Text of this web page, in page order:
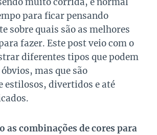
para ficar pensando
sobre quais são as melhores
fazer. Este post veio com o
diferentes tipos que podem
mas que são
estilosos, divertidos e até
as combinações de cores para